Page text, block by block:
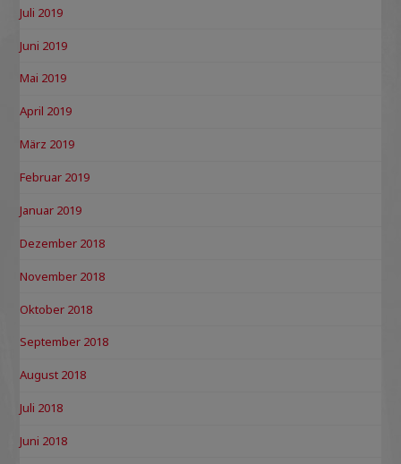
Juli 2019
Juni 2019
Mai 2019
April 2019
März 2019
Februar 2019
Januar 2019
Dezember 2018
November 2018
Oktober 2018
September 2018
August 2018
Juli 2018
Juni 2018